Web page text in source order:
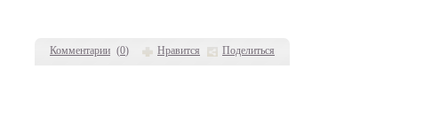
Комментарии (0) Нравится Поделиться